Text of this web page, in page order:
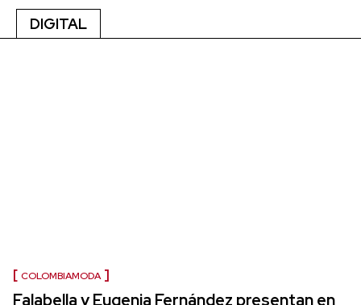
DIGITAL
COLOMBIAMODA
Falabella y Eugenia Fernández presentan en